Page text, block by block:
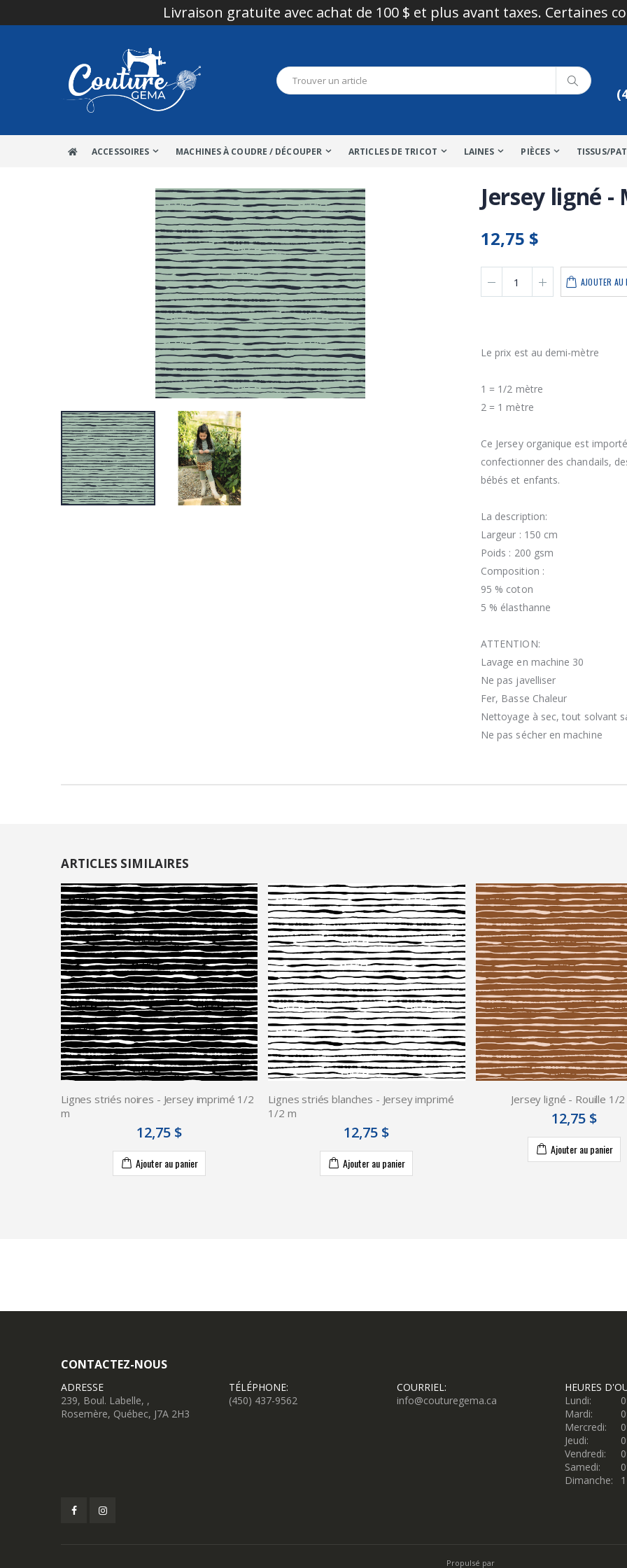
Livraison gratuite avec achat de 100 $ et plus avant taxes. Certaines
ACCESSOIRES MACHINES À COUDRE / DÉCOUPER ARTICLES DE TRICOT LAINES PIÈCES TISSUS/
Jersey ligné
12,75 $
AJOUTER AU
Le prix est au demi-mètre
1 = 1/2 mètre
2 = 1 mètre
Ce Jersey organique est
confectionner des chandails,
bébés et enfants.
La description:
Largeur : 150 cm
Poids : 200 gsm
Composition :
95 % coton
5 % élasthanne
ATTENTION:
Lavage en machine 30
Ne pas javelliser
Fer, Basse Chaleur
Nettoyage à sec, tout solvant
Ne pas sécher en machine
ARTICLES SIMILAIRES
Lignes striés noires - Jersey imprimé 1/2
m
12,75 $
Ajouter au panier
Lignes striés blanches - Jersey imprimé
1/2 m
12,75 $
Ajouter au panier
Jersey ligné - Rouille 1/
12,75 $
Ajouter au panier
CONTACTEZ-NOUS
ADRESSE
239, Boul. Labelle, ,
Rosemère, Québec, J7A 2H3
TÉLÉPHONE:
(450) 437-9562
COURRIEL:
info@couturegema.ca
HEURES
Lundi:
Mardi:
Mercredi:
Jeudi:
Vendredi:
Samedi:
Dimanche:
Propulsé par